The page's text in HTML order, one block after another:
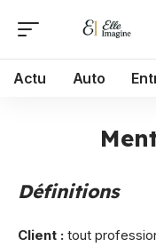
Actu Auto
Définitions
Client : tout